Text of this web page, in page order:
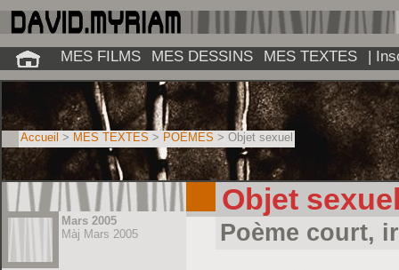
Mars 2005
Màj Mars 2005
Objet
Poème court,
Accueil > MES TEXTES > POÈMES > Objet sexuel
MES FILMS MES DESSINS MES TEXTES |